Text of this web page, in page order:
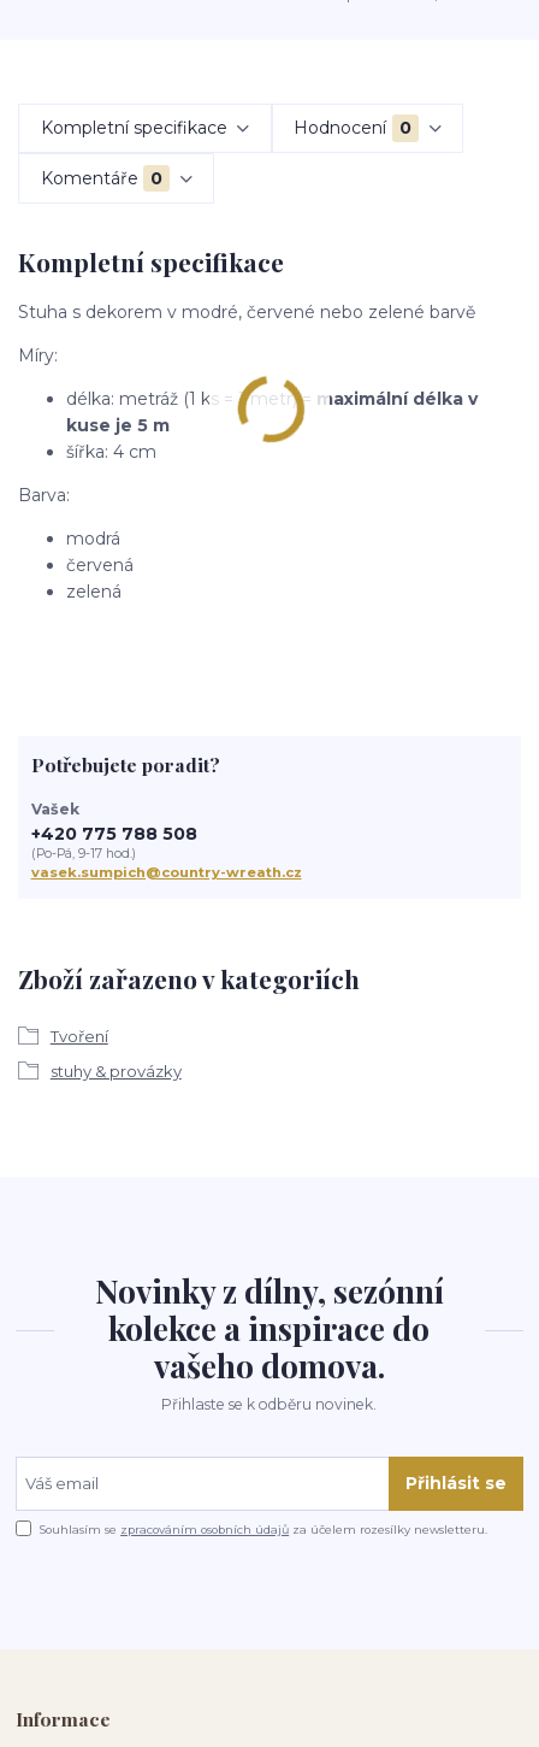
Kompletní specifikace Hodnocení 0
Komentáře 0
Kompletní specifikace
Stuha s dekorem v modré, červené nebo zelené barvě
Míry:
délka: metráž (1 ks = 1 metr) = maximální délka v
kuse je 5 m
šířka: 4 cm
Barva:
modrá
červená
zelená
Zboží zařazeno v kategoriích
Tvoření
stuhy & provázky
Potřebujete poradit?
Vašek
+420 775 788 508
(Po-Pá, 9-17 hod.)
vasek.sumpich@country-wreath.cz
Novinky z dílny, sezónní
kolekce a inspirace do
vašeho domova.
Přihlaste se k odběru novinek.
Přihlásit se
Souhlasím se zpracováním osobních údajů za účelem rozesílky newsletteru.
Informace